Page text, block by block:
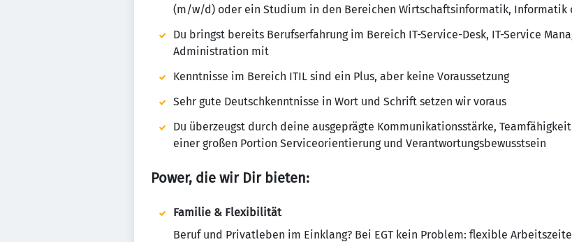
(m/w/d) oder ein Studium in den Bereichen Wirtschaftsinformatik, Informatik
Du bringst bereits Berufserfahrung im Bereich IT-Service-Desk, IT-Service
Administration mit
Kenntnisse im Bereich ITIL sind ein Plus, aber keine Voraussetzung
Sehr gute Deutschkenntnisse in Wort und Schrift setzen wir voraus
Du überzeugst durch deine ausgeprägte Kommunikationsstärke,
einer großen Portion Serviceorientierung und Verantwortungsbewusstsein
Power, die wir Dir bieten:
Familie & Flexibilität
Beruf und Privatleben im Einklang? Bei EGT kein Problem: flexible